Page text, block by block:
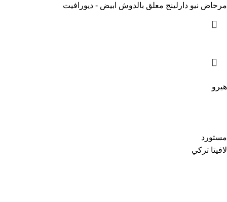
مرحاض نيو دارلينج معلق بالدوش ابيض - ديورافيت
هيرو
مستورد
لافيتا تركي